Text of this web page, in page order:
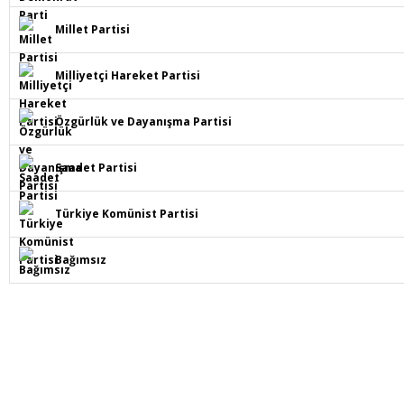
Millet Partisi
Milliyetçi Hareket Partisi
Özgürlük ve Dayanışma Partisi
Saadet Partisi
Türkiye Komünist Partisi
Bağımsız